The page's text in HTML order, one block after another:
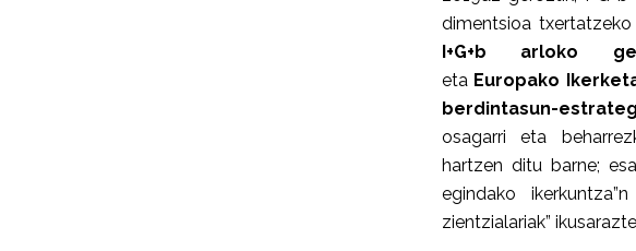
dimentsioa txertatzeko
I+G+b arloko
eta Europako
berdintasun-
osagarri eta
hartzen ditu barne;
egindako
zientzialariak”